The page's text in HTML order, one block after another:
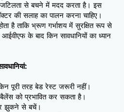
जटिलता से बचने में मदद करता है। इस
की सलाह का पालन करना चाहिए।
है ताकि भ्रूण गर्भाशय में सुरक्षित रूप से
के बाद किन सावधानियों का ध्यान
पूरी तरह बेड रेस्ट जरूरी नहीं।
बैलेंस को प्रभावित कर सकता है।
झुकने से बचें।